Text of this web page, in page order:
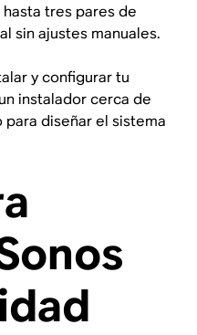
tres pares de
sin ajustes manuales.
y configurar tu
instalador cerca de
para diseñar el sistema